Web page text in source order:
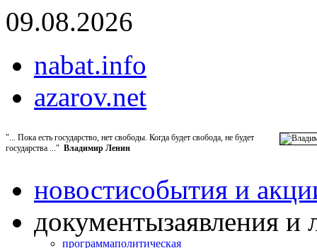
09.08.2026
nabat.info
azarov.net
"... Пока есть государство, нет свободы. Когда будет свобода, не будет
государства ..." Владимир Ленин
новостисобытия и
документызаявления и
программаполитическая